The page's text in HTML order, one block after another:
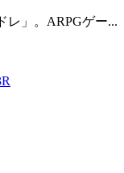
レ」。ARPGゲー...